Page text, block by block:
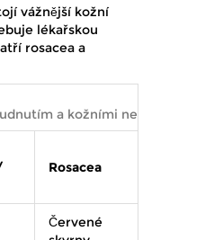
vážnější kožní
lékařskou
rosacea a
a kožními nemocemi
Rosacea
Červené